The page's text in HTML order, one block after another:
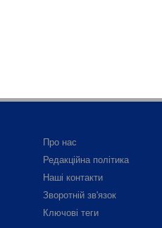
Про нас
Редакційна політика
Наші контакти
Зворотній зв'язок
Ключові теги